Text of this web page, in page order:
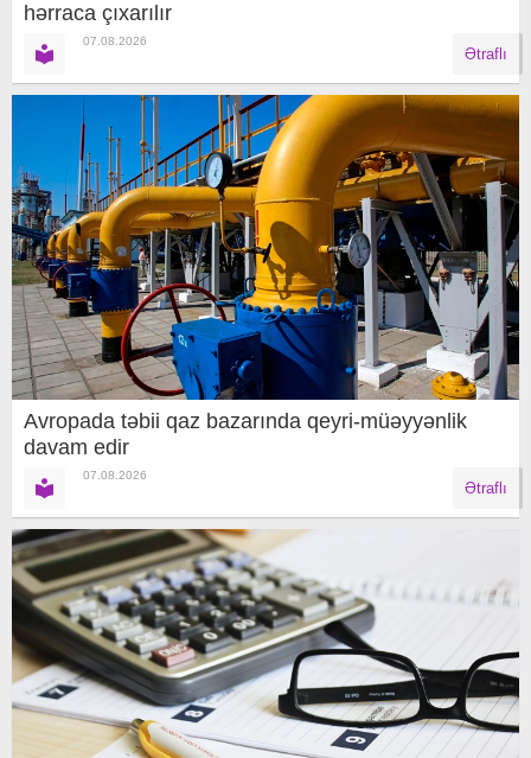
hərraca çıxarılır
07.08.2026
Ətraflı
Avropada təbii qaz bazarında qeyri-müəyyənlik
davam edir
07.08.2026
Ətraflı